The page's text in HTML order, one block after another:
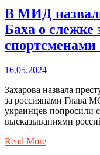
В МИД
Баха о слежке
16.05.2024
Захарова назвала
за россиянами Глава
украинцев попросили
высказываниями
Read More